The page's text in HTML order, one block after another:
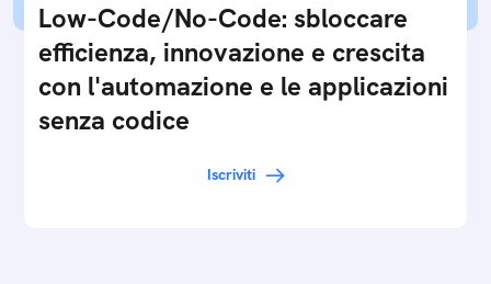
Low-Code/No-Code: sbloccare
efficienza, innovazione e crescita
con l'automazione e le applicazioni
senza codice
Iscriviti